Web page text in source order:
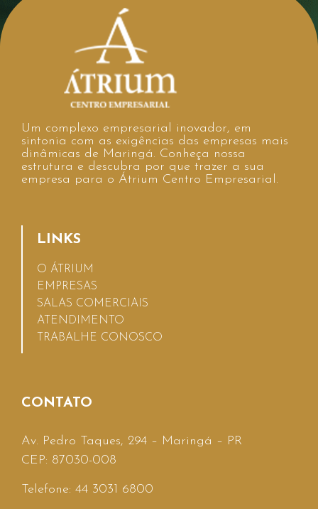
Um complexo empresarial inovador, em
sintonia com as exigências das empresas mais
dinâmicas de Maringá. Conheça nossa
estrutura e descubra por que trazer a sua
empresa para o Átrium Centro Empresarial.
LINKS
O ÁTRIUM
EMPRESAS
SALAS COMERCIAIS
ATENDIMENTO
TRABALHE CONOSCO
CONTATO
Av. Pedro Taques, 294 – Maringá – PR
CEP: 87030-008
Telefone: 44 3031 6800